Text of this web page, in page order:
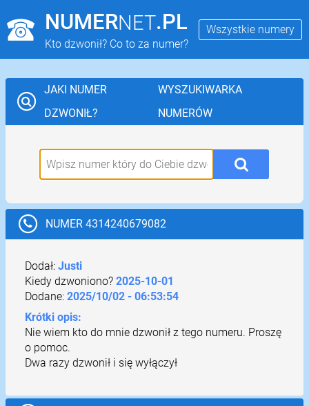
NUMERNET.PL
Kto dzwonił? Co to za numer?
Wszystkie numery
JAKI NUMER
DZWONIŁ?
WYSZUKIWARKA
NUMERÓW
NUMER 4314240679082
Dodał: Justi
Kiedy dzwoniono? 2025-10-01
Dodane: 2025/10/02 - 06:53:54
Krótki opis:
Nie wiem kto do mnie dzwonił z tego numeru. Proszę
o pomoc.
Dwa razy dzwonił i się wyłączył